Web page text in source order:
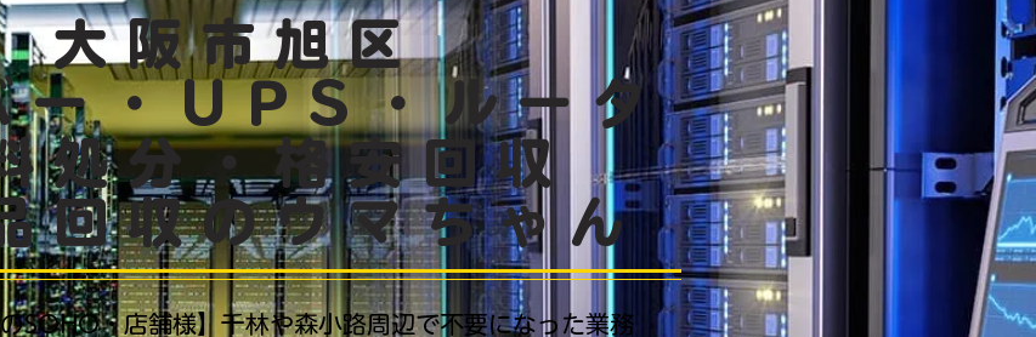
大阪市旭区
ー・UPS・ルータ
処分・格安回収
回収のウマちゃん
SOHO・店舗様】千林や森小路周辺で不要になった業務